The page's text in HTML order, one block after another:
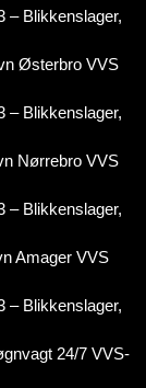
– Blikkenslager,
Østerbro VVS
– Blikkenslager,
Nørrebro VVS
– Blikkenslager,
Amager VVS
– Blikkenslager,
24/7 VVS-